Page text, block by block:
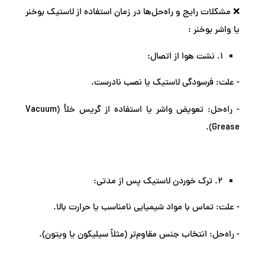
❌ مشکلات رایج و راه‌حل‌ها در زمان استفاده از لاستیک بوخنر
یا واشر بوخنر :
1. نشت هوا از اتصال:
- علت: فرسودگی لاستیک یا نصب نادرست.
- راه‌حل: تعویض واشر یا استفاده از گریس خلأ (Vacuum
Grease).
2. ترک خوردن لاستیک پس از مدتی:
- علت: تماس با مواد شیمیایی نامناسب یا حرارت بالا.
- راه‌حل: انتخاب جنس مقاوم‌تر (مثلاً سیلیکون یا ویتون).